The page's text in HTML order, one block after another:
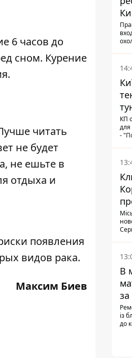
6 часов до
сном. Курение
читать
не будет
не ешьте в
отдыха и
появления
видов рака.
Максим Биев
КП
для
-
В
із
до